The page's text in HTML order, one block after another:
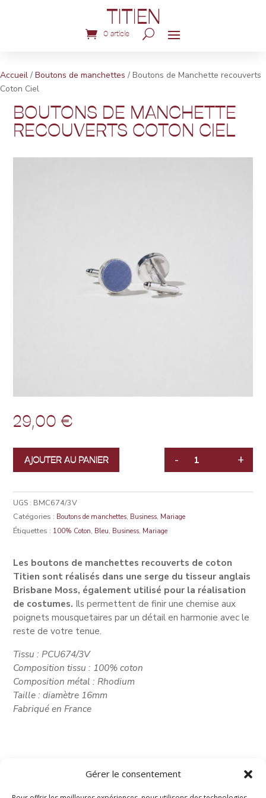
Gérer le consentement
0 article
Accueil / Boutons de manchettes / Boutons de Manchette recouverts
Coton Ciel
BOUTONS DE MANCHETTE
RECOUVERTS COTON CIEL
29,00€
QUANTITÉ
- +
AJOUTER AU PANIER
UGS : BMC674/3V
Catégories : Boutons de manchettes, Business, Mariage
Étiquettes : 100% Coton, Bleu, Business, Mariage
Les boutons de manchettes recouverts de coton
Titien sont réalisés dans une serge du tisseur anglais
Brisbane Moss, également utilisé pour la réalisation
de costumes. Ils permettent de finir une chemise aux
poignets mousquetaires par un détail en harmonie avec le
reste de votre tenue.
Tissu : PCU674/3V
Composition tissu : 100% coton
Composition métal : Rhodium
Taille : diamètre 16mm
Fabriqué en France